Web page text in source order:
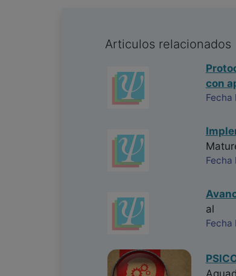
Articulos relacionados
con
Fecha
Fecha
al
Fecha